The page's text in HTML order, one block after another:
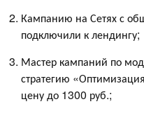
Кампанию на Сетях с
подключили к лендингу;
Мастер кампаний по
стратегию
цену до 1300 руб.;